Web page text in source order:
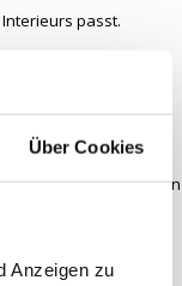
Über Cookies
Anzeigen zu
passt.
sondern ein
von Kosta Boda
ihrem Zuhause
Geschenk machen